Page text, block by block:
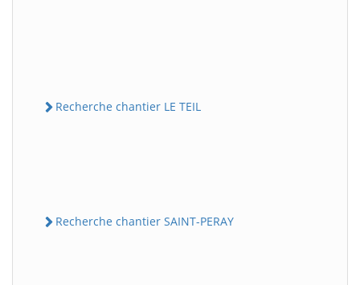
Recherche chantier LE TEIL
Recherche chantier SAINT-PERAY